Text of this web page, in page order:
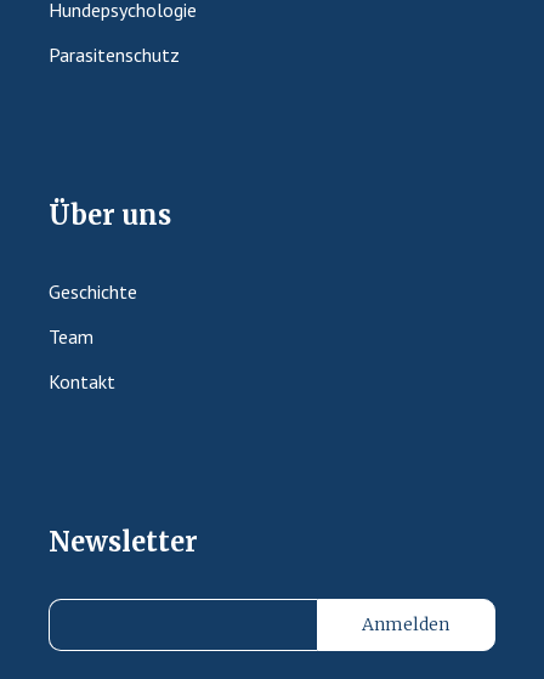
Hundepsychologie
Parasitenschutz
Über uns
Geschichte
Team
Kontakt
Newsletter
Anmelden